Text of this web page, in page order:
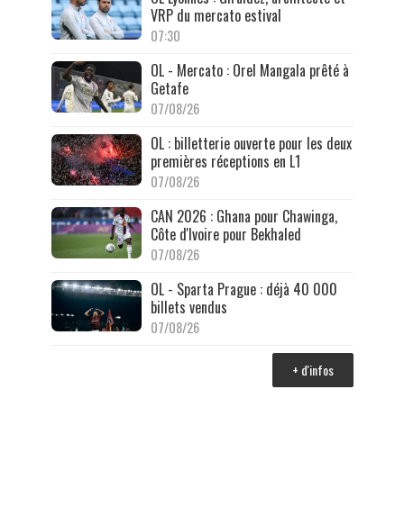
VRP du mercato estival
07:30
OL - Mercato : Orel Mangala prêté à
Getafe
07/08/26
OL : billetterie ouverte pour les deux
premières réceptions en L1
07/08/26
CAN 2026 : Ghana pour Chawinga,
Côte d'Ivoire pour Bekhaled
07/08/26
OL - Sparta Prague : déjà 40 000
billets vendus
07/08/26
+ d'infos